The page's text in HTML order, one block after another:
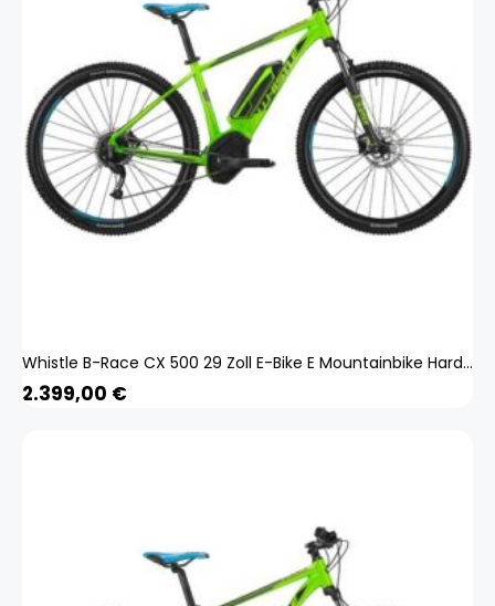
Whistle B-Race CX 500 29 Zoll E-Bike E Mountainbike Hardtail MTB Bosch Pedelec
2.399,00 €